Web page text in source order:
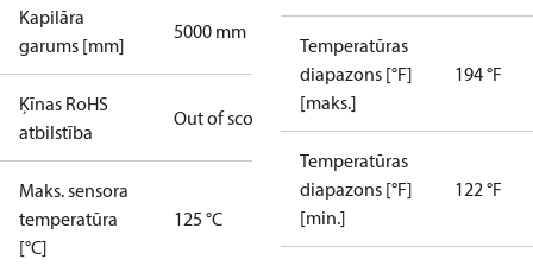
Kapilāra
garums [mm]
5000 mm
Ķīnas RoHS
atbilstība
Out of scope
Maks. sensora
temperatūra
[°C]
125 °C
Temperatūras
diapazons [°F]
[maks.]
194 °F
Temperatūras
diapazons [°F]
[min.]
122 °F